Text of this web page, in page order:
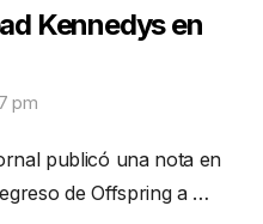
Kennedys en
pm
publicó una nota en
de Offspring a …